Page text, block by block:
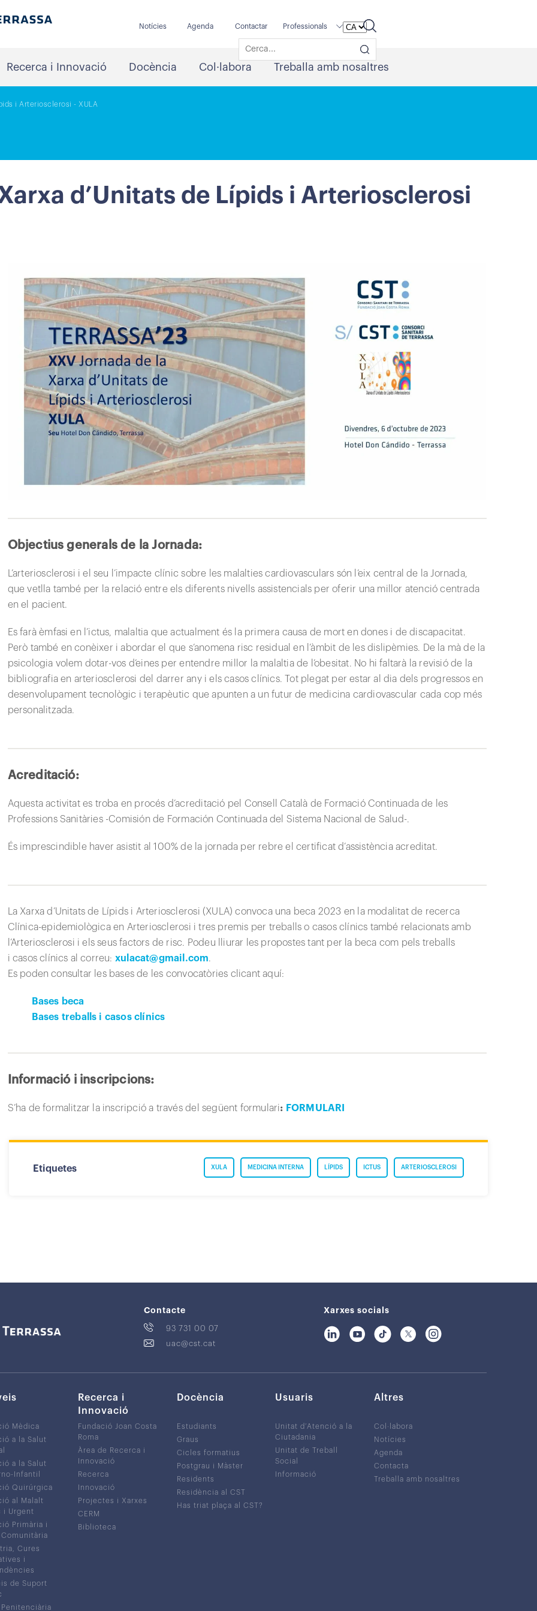
Notícies Agenda Contactar Professionals
Recerca i Innovació Docència Col·labora Treballa amb nosaltres
i Arteriosclerosi - XULA
d’Unitats de Lípids i Arteriosclerosi
Objectius generals de la Jornada:
L’arteriosclerosi i el seu l’impacte clínic sobre les malalties cardiovasculars són l’eix central de la Jornada,
que vetlla també per la relació entre els diferents nivells assistencials per oferir una millor atenció centrada
en el pacient.
Es farà èmfasi en l’ictus, malaltia que actualment és la primera causa de mort en dones i de discapacitat.
Però també en conèixer i abordar el que s’anomena risc residual en l’àmbit de les dislipèmies. De la mà de la
psicologia volem dotar-vos d’eines per entendre millor la malaltia de l’obesitat. No hi faltarà la revisió de la
bibliografia en arteriosclerosi del darrer any i els casos clínics. Tot plegat per estar al dia dels progressos en
desenvolupament tecnològic i terapèutic que apunten a un futur de medicina cardiovascular cada cop més
personalitzada.
Acreditació:
Aquesta activitat es troba en procés d’acreditació pel Consell Català de Formació Continuada de les
Professions Sanitàries -Comisión de Formación Continuada del Sistema Nacional de Salud-.
És imprescindible haver asistit al 100% de la jornada per rebre el certificat d’assistència acreditat.
La Xarxa d’Unitats de Lípids i Arteriosclerosi (XULA) convoca una beca 2023 en la modalitat de recerca
Clínica-epidemiològica en Arteriosclerosi i tres premis per treballs o casos clínics també relacionats amb
l’Arteriosclerosi i els seus factors de risc. Podeu lliurar les propostes tant per la beca com pels treballs
i casos clínics al correu: xulacat@gmail.com.
Es poden consultar les bases de les convocatòries clicant aquí:
Bases beca
Bases treballs i casos clínics
Informació i inscripcions:
S’ha de formalitzar la inscripció a través del següent formulari: FORMULARI
Etiquetes ARTERIOSCLEROSI
ICTUS
LÍPIDS
MEDICINA INTERNA
XULA
Contacte
93 731 00 07
uac@cst.cat
Xarxes socials
Mèdica
a la Salut
a la Salut
Infantil
Quirúrgica
al Malalt
i Urgent
Primària i
Comunitària
Cures
i
de Suport
Penitenciària
Recerca i
Innovació
Fundació Joan Costa
Roma
Àrea de Recerca i
Innovació
Recerca
Innovació
Projectes i Xarxes
CERM
Biblioteca
Docència
Estudiants
Graus
Cicles formatius
Postgrau i Màster
Residents
Residència al CST
Has triat plaça al CST?
Usuaris
Unitat d’Atenció a la
Ciutadania
Unitat de Treball
Social
Informació
Altres
Col·labora
Notícies
Agenda
Contacta
Treballa amb nosaltres